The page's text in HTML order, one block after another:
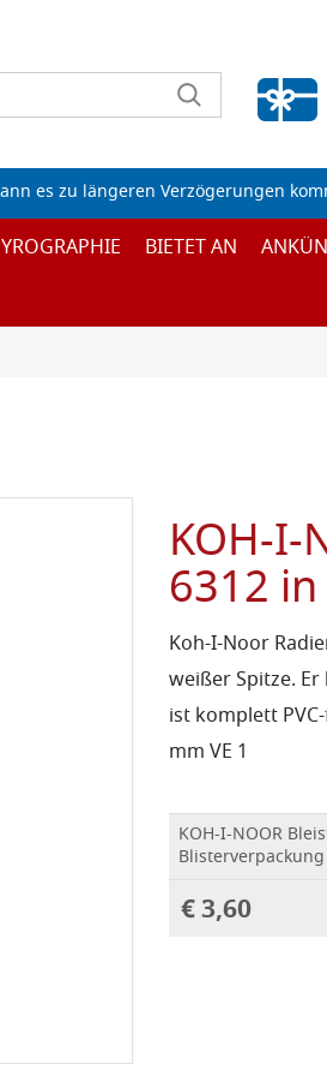
Wunschliste
es zu längeren Verzögerungen
BIETET AN
KOH-I-
6312
Koh-I-Noor
weißer Spitze.
ist komplett
mm VE 1
KOH-I-NOOR
Blisterverpackung
€ 3,60